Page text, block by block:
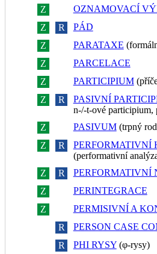
Z
OZNAMOVACÍ
Z
R
PÁD
Z
PARATAXE
Z
PARCELACE
Z
PARTICIPIUM
Z
R PASIVNÍ
n-/-t-ové participium,
Z
PASIVUM(trpný
Z
R
PERFORMATIVNÍ
(performativní
Z
R
PERFORMATIVNÍ
Z
PERINTEGRACE
Z
PERMISIVNÍ A
R PERSON CASE
R PHI RYSY(φ-rysy)